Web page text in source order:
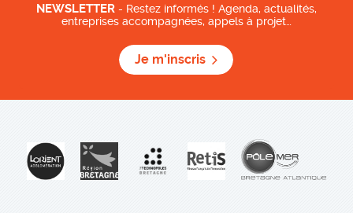
NEWSLETTER - Restez informés ! Agenda, actualités,
entreprises accompagnées, appels à projet…
Je m'inscris